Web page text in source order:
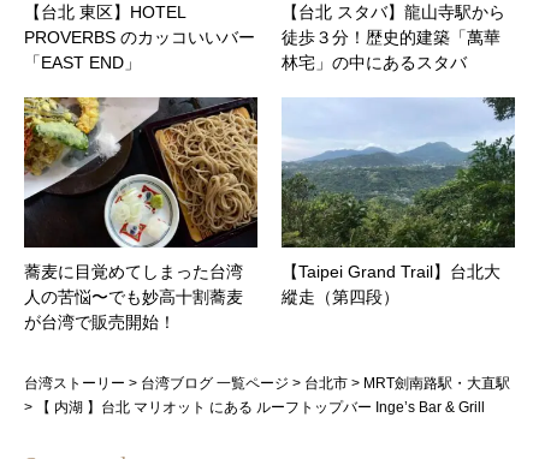
【台北 東区】HOTEL
PROVERBS のカッコいいバー
「EAST END」
【台北 スタバ】龍山寺駅から
徒歩３分！歴史的建築「萬華
林宅」の中にあるスタバ
蕎麦に目覚めてしまった台湾
人の苦悩〜でも妙高十割蕎麦
が台湾で販売開始！
【Taipei Grand Trail】台北大
縱走（第四段）
台湾ストーリー > 台湾ブログ 一覧ページ > 台北市 > MRT劍南路駅・大直駅
>
【 内湖 】台北 マリオット にある ルーフトップバー Inge’s Bar & Grill